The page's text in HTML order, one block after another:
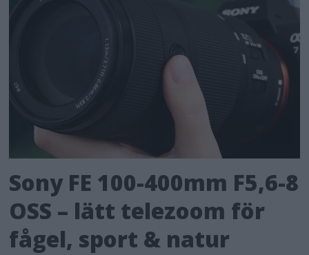
Sony FE 100-400mm F5,6-8
OSS – lätt telezoom för
fågel, sport & natur